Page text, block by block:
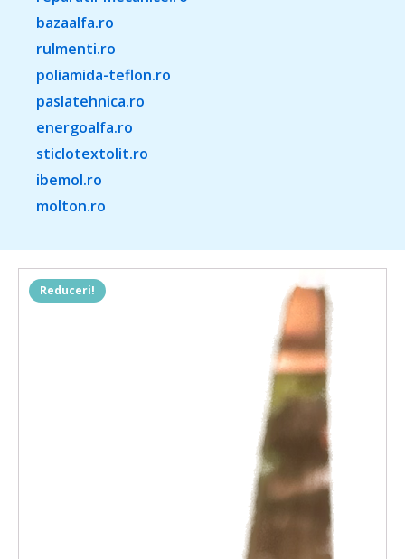
bazaalfa.ro
rulmenti.ro
poliamida-teflon.ro
paslatehnica.ro
energoalfa.ro
sticlotextolit.ro
ibemol.ro
molton.ro
Reduceri!